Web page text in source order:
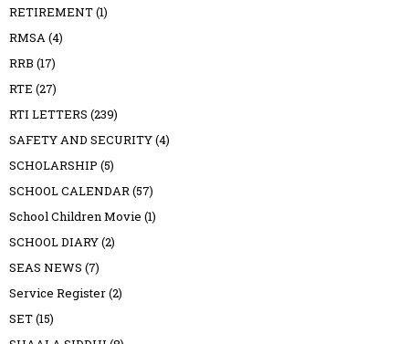
RETIREMENT(1)
RMSA(4)
RRB (17)
RTE (27)
RTI LETTERS (239)
SAFETY AND SECURITY(4)
SCHOLARSHIP (5)
SCHOOL CALENDAR(57)
School Children Movie (1)
SCHOOL DIARY(2)
SEAS NEWS (7)
Service Register(2)
SET(15)